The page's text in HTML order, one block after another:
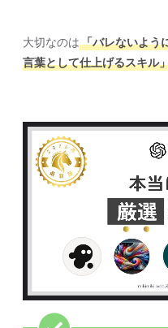
大切なのは「バレないよう
言葉として仕上げるスキル